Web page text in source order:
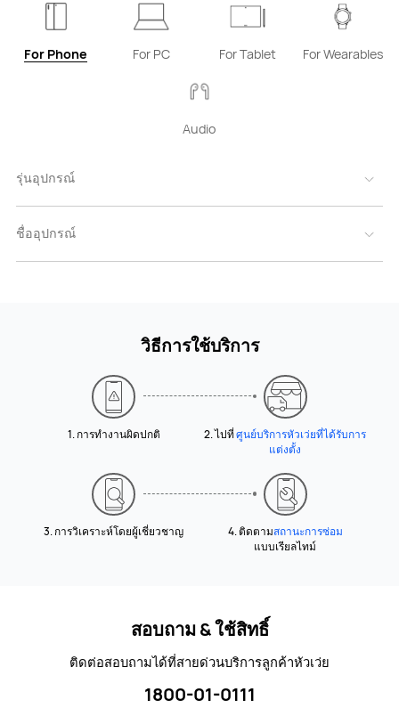
For Phone For PC For Tablet For Wearables
Audio
วิธีการใช้บริการ
1. การทำงานผิดปกติ 2. ไปที่ศูนย์บริการหัวเว่ยที่ได้รับการ
แต่งตั้ง
3. การวิเคราะห์โดยผู้เชี่ยวชาญ 4. ติดตามสถานะการซ่อม
แบบเรียลไทม์
สอบถาม & ใช้สิทธิ์
ติดต่อสอบถามได้ที่สายด่วนบริการลูกค้าหัวเว่ย
1800-01-0111